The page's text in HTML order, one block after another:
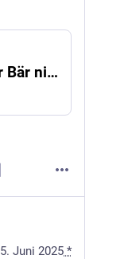
Tiere: Geretteter Bär nimmt erstes Bad in Arbesbach
5. Juni 2025 *